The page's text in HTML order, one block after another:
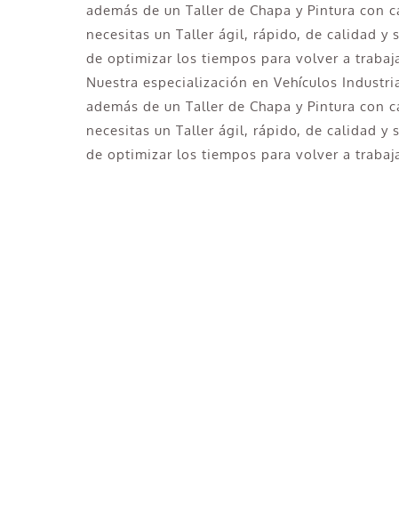
además de un Taller de Chapa y Pintura con
necesitas un Taller ágil, rápido, de calidad y
de optimizar los tiempos para volver a
Nuestra especialización en Vehículos
además de un Taller de Chapa y Pintura con
necesitas un Taller ágil, rápido, de calidad y
de optimizar los tiempos para volver a